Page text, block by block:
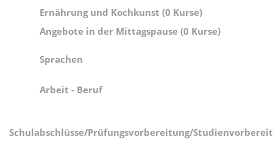
Ernährung und Kochkunst (0 Kurse)
Angebote in der Mittagspause (0 Kurse)
Sprachen
Arbeit - Beruf
Schulabschlüsse/Prüfungsvorbereitung/